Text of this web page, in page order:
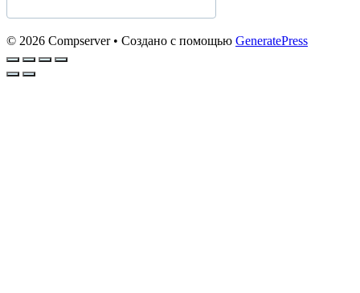
© 2026 Compserver• Создано с помощью GeneratePress